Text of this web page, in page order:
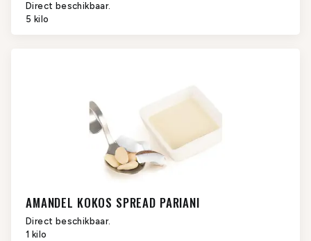
Direct beschikbaar.
5 kilo
AMANDEL KOKOS SPREAD PARIANI
Direct beschikbaar.
1 kilo